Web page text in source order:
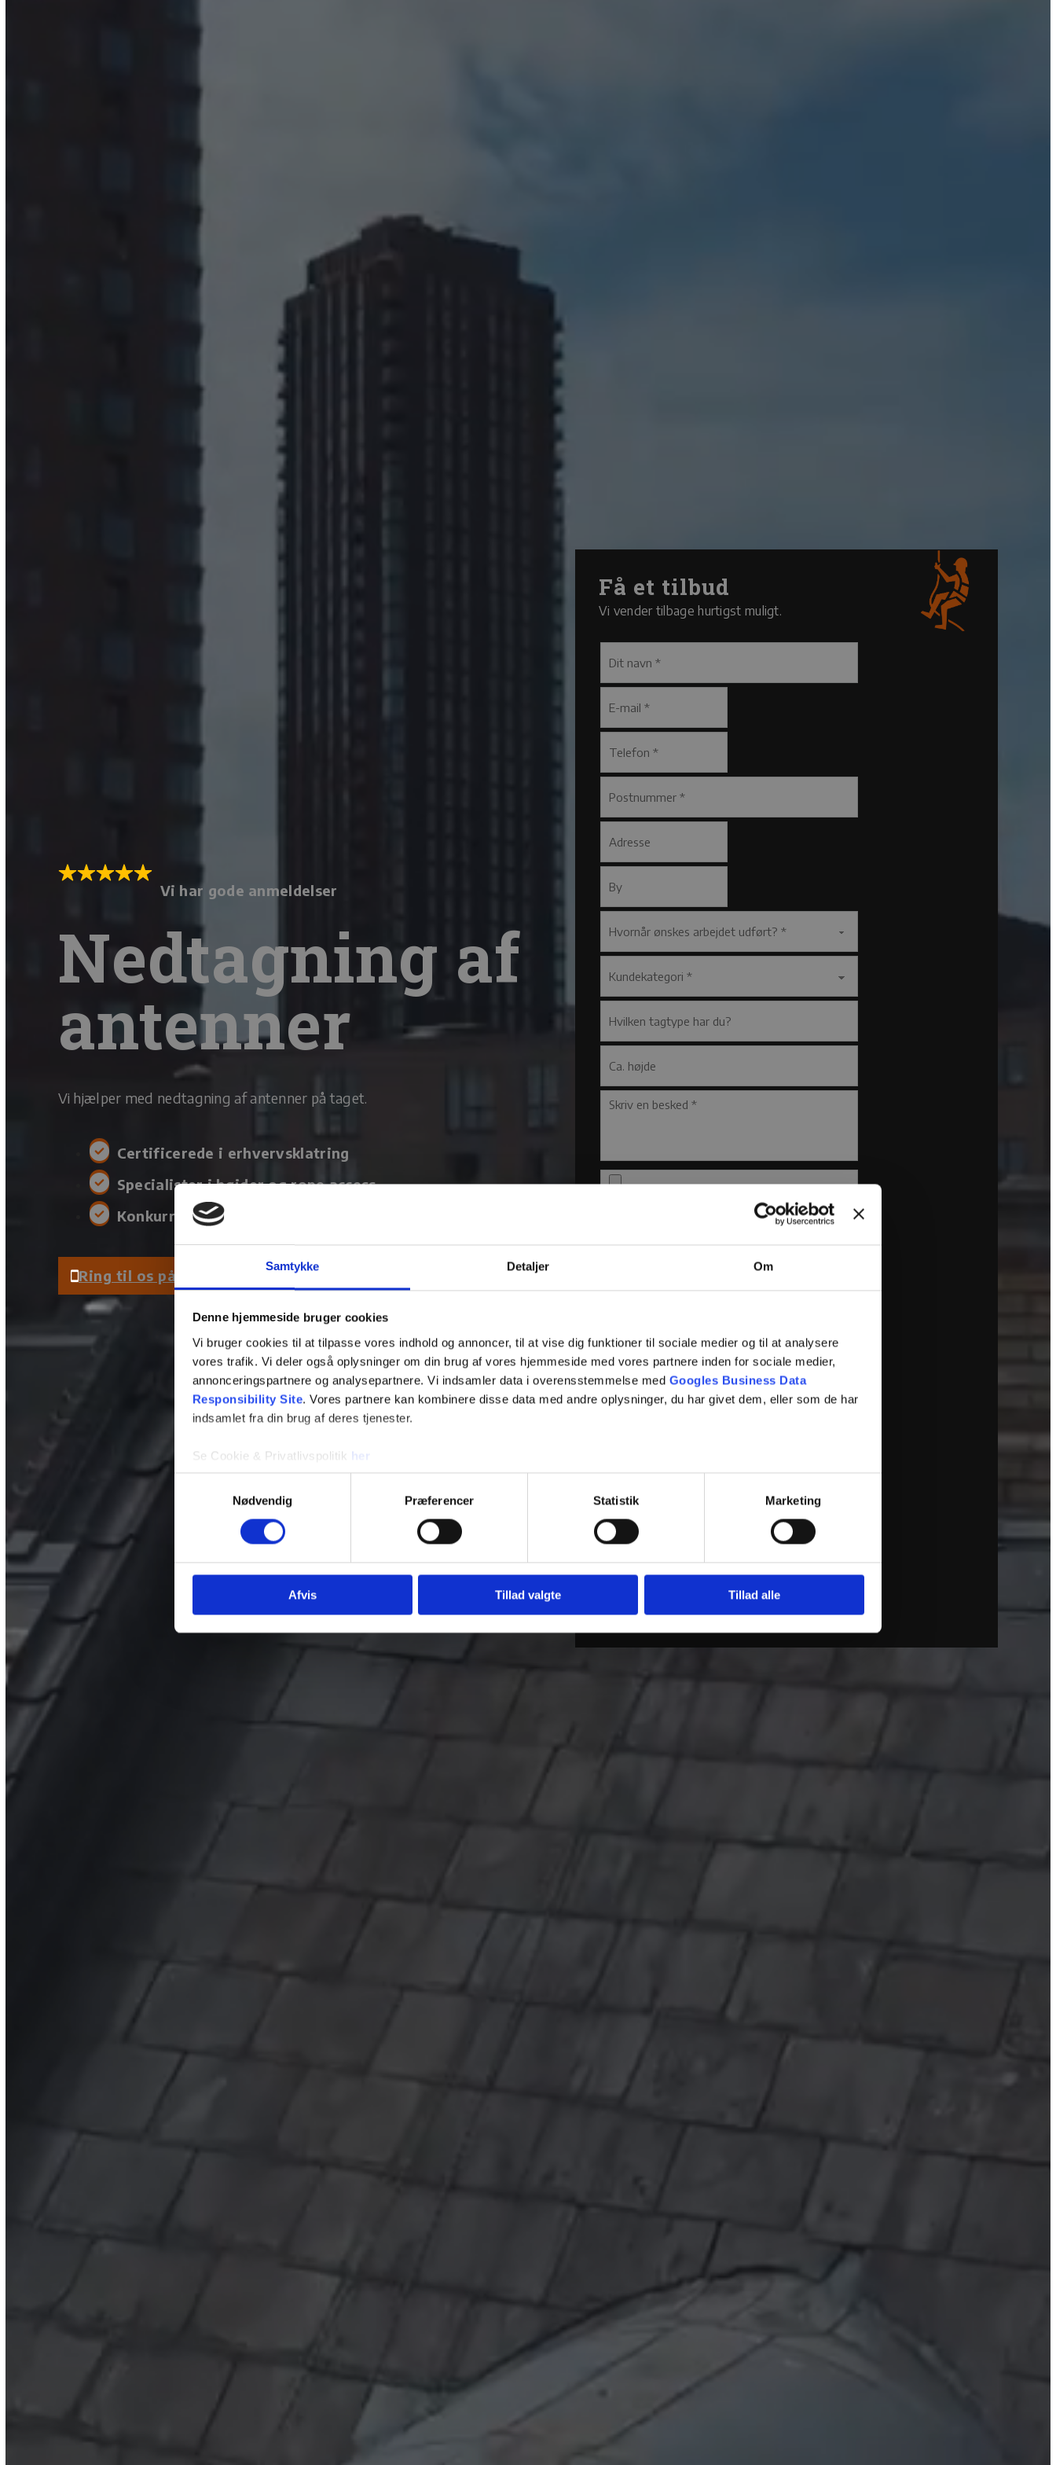
Samtykke Detaljer Om
Denne hjemmeside bruger cookies
Vi bruger cookies til at tilpasse vores indhold og annoncer, til at vise dig funktioner til sociale medier og til at analysere
vores trafik. Vi deler også oplysninger om din brug af vores hjemmeside med vores partnere inden for sociale medier,
annonceringspartnere og analysepartnere. Vi indsamler data i overensstemmelse med Googles Business Data
Responsibility Site. Vores partnere kan kombinere disse data med andre oplysninger, du har givet dem, eller som de har
indsamlet fra din brug af deres tjenester.
Se Cookie & Privatlivspolitik her
Nødvendig
Præferencer Statistik Marketing
Afvis Tillad valgte Tillad alle
Vi har gode anmeldelser
Nedtagning af
antenner
Vi hjælper med nedtagning af antenner på taget.
Certificerede i erhvervsklatring
Specialister i højder og rope access
Konkurrencedygtige priser
Ring til os på 22 95 95 22
Få et tilbud
Vi vender tilbage hurtigst muligt.
Fjern
Tilføj filer (max 5)